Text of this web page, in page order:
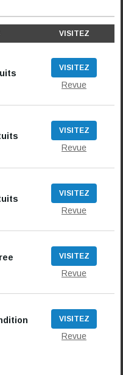
VISITEZ
VISITEZ
Revue
VISITEZ
Revue
VISITEZ
Revue
VISITEZ
Revue
VISITEZ
Revue